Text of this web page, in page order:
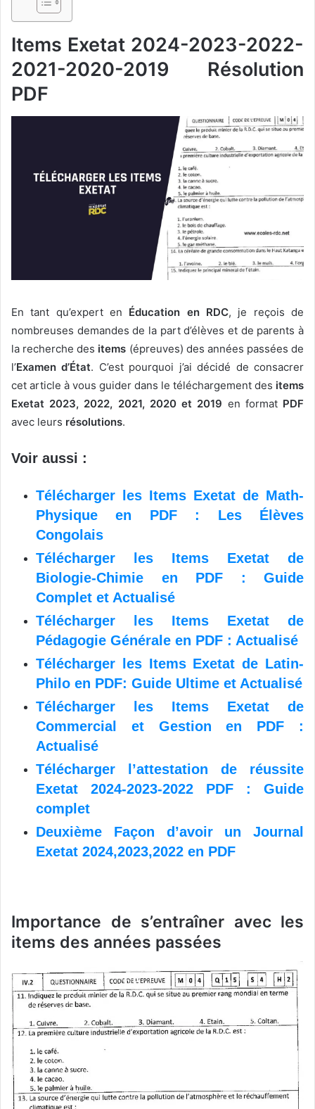
Items Exetat 2024-2023-2022-
2021-2020-2019 Résolution
PDF
En tant qu’expert en Éducation en RDC, je reçois de
nombreuses demandes de la part d’élèves et de parents à
la recherche des items (épreuves) des années passées de
l’Examen d’État. C’est pourquoi j’ai décidé de consacrer
cet article à vous guider dans le téléchargement des items
Exetat 2023, 2022, 2021, 2020 et 2019 en format PDF
avec leurs résolutions.
Voir aussi :
Télécharger les Items Exetat de Math-
Physique en PDF : Les Élèves
Congolais
Télécharger les Items Exetat de
Biologie-Chimie en PDF : Guide
Complet et Actualisé
Télécharger les Items Exetat de
Pédagogie Générale en PDF : Actualisé
Télécharger les Items Exetat de Latin-
Philo en PDF: Guide Ultime et Actualisé
Télécharger les Items Exetat de
Commercial et Gestion en PDF :
Actualisé
Télécharger l’attestation de réussite
Exetat 2024-2023-2022 PDF : Guide
complet
Deuxième Façon d’avoir un Journal
Exetat 2024,2023,2022 en PDF
Importance de s’entraîner avec les
items des années passées